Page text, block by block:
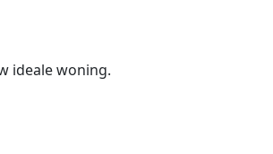
ideale woning.